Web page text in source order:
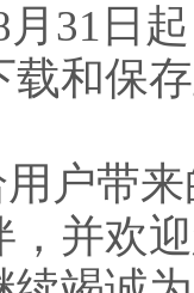
月31日
载和保
户带
，并欢